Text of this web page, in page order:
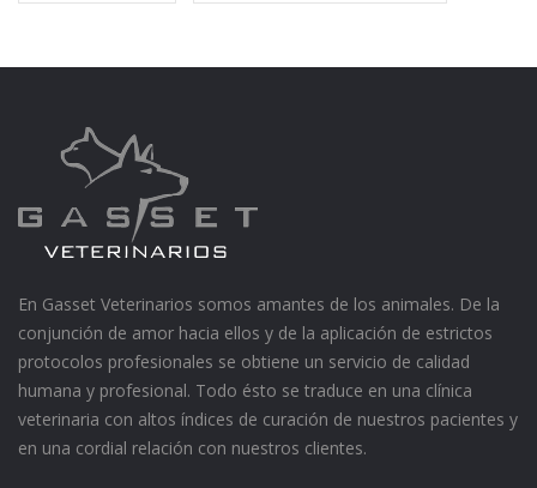
En Gasset Veterinarios somos amantes de los animales. De la
conjunción de amor hacia ellos y de la aplicación de estrictos
protocolos profesionales se obtiene un servicio de calidad
humana y profesional. Todo ésto se traduce en una clínica
veterinaria con altos índices de curación de nuestros pacientes y
en una cordial relación con nuestros clientes.